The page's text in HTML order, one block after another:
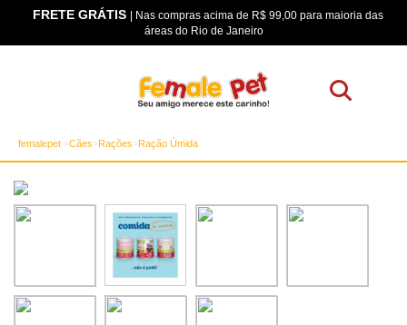
FRETE GRÁTIS | Nas compras acima de R$ 99,00 para maioria das
áreas do Rio de Janeiro
femalepet Cães Rações Ração Úmida